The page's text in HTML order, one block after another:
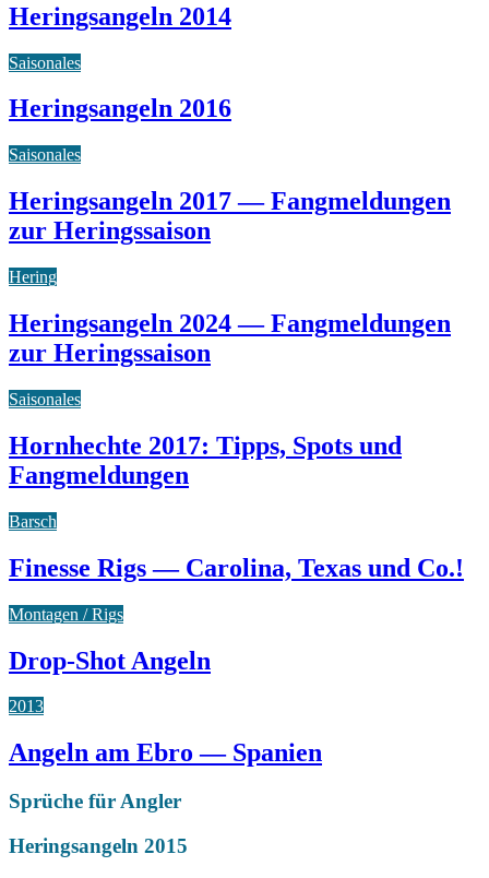
Heringsangeln 2014
Saisonales
Heringsangeln 2016
Saisonales
Heringsangeln 2017 — Fangmeldungen
zur Heringssaison
Hering
Heringsangeln 2024 — Fangmeldungen
zur Heringssaison
Saisonales
Hornhechte 2017: Tipps, Spots und
Fangmeldungen
Barsch
Finesse Rigs — Carolina, Texas und Co.!
Montagen / Rigs
Drop-Shot Angeln
2013
Angeln am Ebro — Spanien
Sprüche für Angler
Heringsangeln 2015